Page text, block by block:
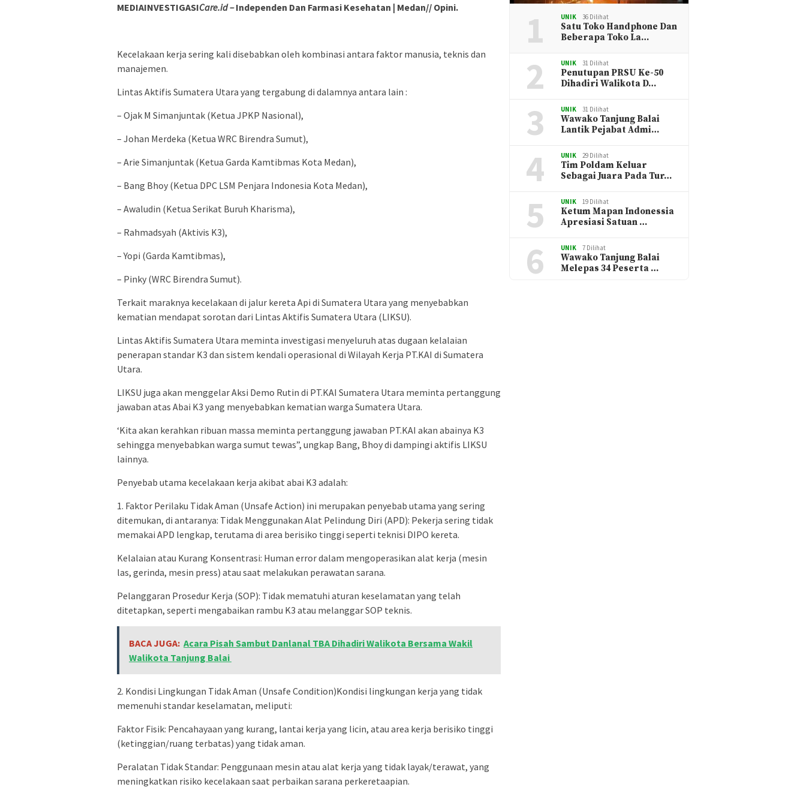
MEDIAINVESTIGASICare.id –Independen Dan Farmasi Kesehatan | Medan// Opini.
Kecelakaan kerja sering kali disebabkan oleh kombinasi antara faktor manusia, teknis dan
manajemen.
Lintas Aktifis Sumatera Utara yang tergabung di dalamnya antara lain :
– Ojak M Simanjuntak (Ketua JPKP Nasional),
– Johan Merdeka (Ketua WRC Birendra Sumut),
– Arie Simanjuntak (Ketua Garda Kamtibmas Kota Medan),
– Bang Bhoy (Ketua DPC LSM Penjara Indonesia Kota Medan),
– Awaludin (Ketua Serikat Buruh Kharisma),
– Rahmadsyah (Aktivis K3),
– Yopi (Garda Kamtibmas),
– Pinky (WRC Birendra Sumut).
Terkait maraknya kecelakaan di jalur kereta Api di Sumatera Utara yang menyebabkan
kematian mendapat sorotan dari Lintas Aktifis Sumatera Utara (LIKSU).
Lintas Aktifis Sumatera Utara meminta investigasi menyeluruh atas dugaan kelalaian
penerapan standar K3 dan sistem kendali operasional di Wilayah Kerja PT.KAI di Sumatera
Utara.
LIKSU juga akan menggelar Aksi Demo Rutin di PT.KAI Sumatera Utara meminta pertanggung
jawaban atas Abai K3 yang menyebabkan kematian warga Sumatera Utara.
‘Kita akan kerahkan ribuan massa meminta pertanggung jawaban PT.KAI akan abainya K3
sehingga menyebabkan warga sumut tewas”, ungkap Bang, Bhoy di dampingi aktifis LIKSU
lainnya.
Penyebab utama kecelakaan kerja akibat abai K3 adalah:
1. Faktor Perilaku Tidak Aman (Unsafe Action) ini merupakan penyebab utama yang sering
ditemukan, di antaranya: Tidak Menggunakan Alat Pelindung Diri (APD): Pekerja sering tidak
memakai APD lengkap, terutama di area berisiko tinggi seperti teknisi DIPO kereta.
Kelalaian atau Kurang Konsentrasi: Human error dalam mengoperasikan alat kerja (mesin
las, gerinda, mesin press) atau saat melakukan perawatan sarana.
Pelanggaran Prosedur Kerja (SOP): Tidak mematuhi aturan keselamatan yang telah
ditetapkan, seperti mengabaikan rambu K3 atau melanggar SOP teknis.
BACA JUGA: Acara Pisah Sambut Danlanal TBA Dihadiri Walikota Bersama Wakil
Walikota Tanjung Balai
2. Kondisi Lingkungan Tidak Aman (Unsafe Condition)Kondisi lingkungan kerja yang tidak
memenuhi standar keselamatan, meliputi:
Faktor Fisik: Pencahayaan yang kurang, lantai kerja yang licin, atau area kerja berisiko tinggi
(ketinggian/ruang terbatas) yang tidak aman.
Peralatan Tidak Standar: Penggunaan mesin atau alat kerja yang tidak layak/terawat, yang
meningkatkan risiko kecelakaan saat perbaikan sarana perkeretaapian.
1 UNIK 36 Dilihat
Satu Toko Handphone Dan
Beberapa Toko La…
2 UNIK 31 Dilihat
Penutupan PRSU Ke-50
Dihadiri Walikota D…
3 UNIK 31 Dilihat
Wawako Tanjung Balai
Lantik Pejabat Admi…
4 UNIK 29 Dilihat
Tim Poldam Keluar
Sebagai Juara Pada Tur…
5 UNIK 19 Dilihat
Ketum Mapan Indonessia
Apresiasi Satuan …
6 UNIK 7 Dilihat
Wawako Tanjung Balai
Melepas 34 Peserta …